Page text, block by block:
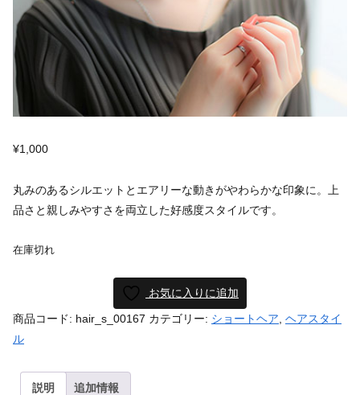
¥1,000
丸みのあるシルエットとエアリーな動きがやわらかな印象に。上
品さと親しみやすさを両立した好感度スタイルです。
在庫切れ
お気に入りに追加
商品コード: hair_s_00167 カテゴリー: ショートヘア ヘアスタイ
ル
説明 追加情報